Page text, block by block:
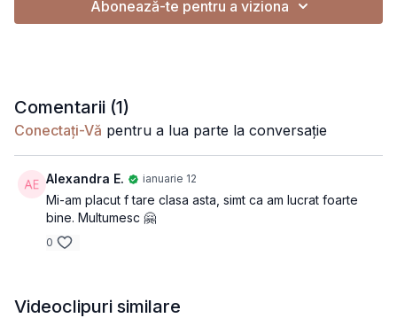
articulații – ideal pentru o zi în care vreienergie, tonifiere și
Abonează-te pentru a viziona
Comentarii (1)
Conectați-Vă pentru a lua parte la conversație
Alexandra E. ianuarie 12
Mi-am placut f tare clasa asta, simt ca am lucrat foarte
bine. Multumesc 🤗
0
Videoclipuri similare